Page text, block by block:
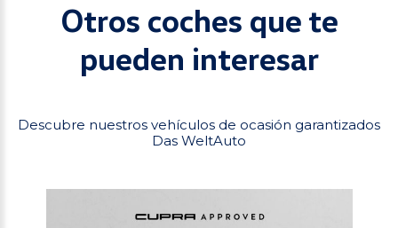
Otros coches que te
pueden interesar
Descubre nuestros vehículos de ocasión garantizados
Das WeltAuto